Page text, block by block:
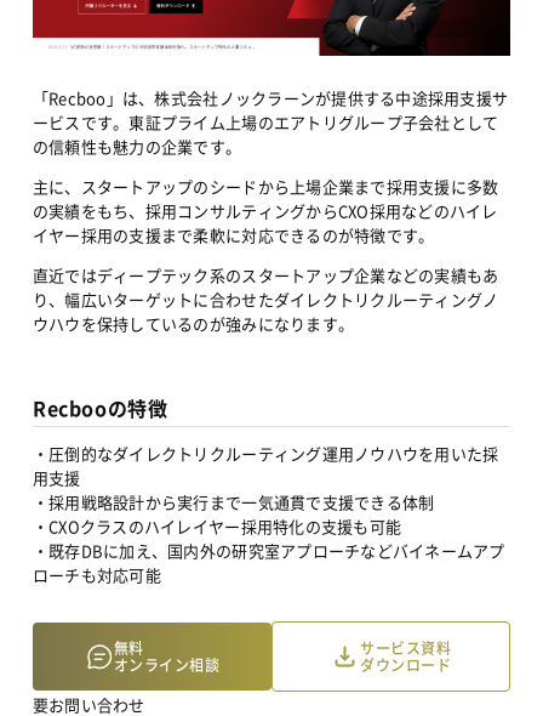
「Recboo」は、株式会社ノックラーンが提供する中途採用支援サ
ービスです。東証プライム上場のエアトリグループ子会社として
の信頼性も魅力の企業です。
主に、スタートアップのシードから上場企業まで採用支援に多数
の実績をもち、採用コンサルティングからCXO採用などのハイレ
イヤー採用の支援まで柔軟に対応できるのが特徴です。
直近ではディープテック系のスタートアップ企業などの実績もあ
り、幅広いターゲットに合わせたダイレクトリクルーティングノ
ウハウを保持しているのが強みになります。
Recbooの特徴
・圧倒的なダイレクトリクルーティング運用ノウハウを用いた採
用支援
・採用戦略設計から実行まで一気通貫で支援できる体制
・CXOクラスのハイレイヤー採用特化の支援も可能
・既存DBに加え、国内外の研究室アプローチなどバイネームアプ
ローチも対応可能
Recbooの料金
要お問い合わせ
無料
オンライン相談
サービス資料
ダウンロード